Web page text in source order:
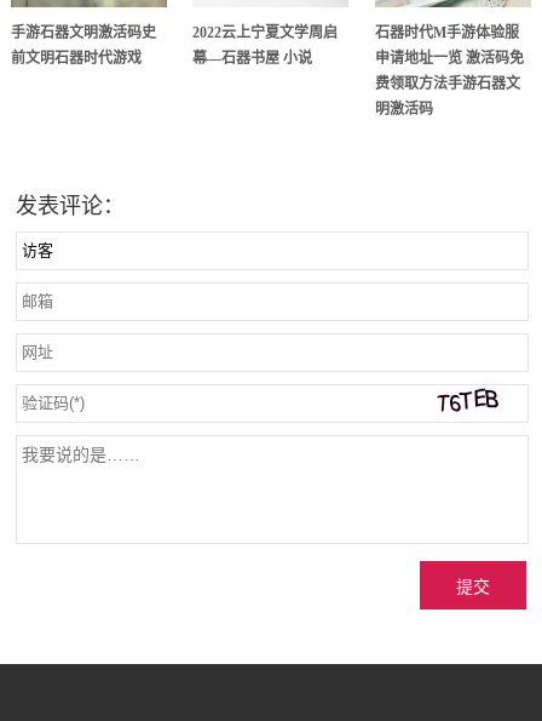
手游石器文明激活码史
前文明石器时代游戏
2022云上宁夏文学周启
幕—石器书屋 小说
石器时代M手游体验服
申请地址一览 激活码免
费领取方法手游石器文
明激活码
发表评论：